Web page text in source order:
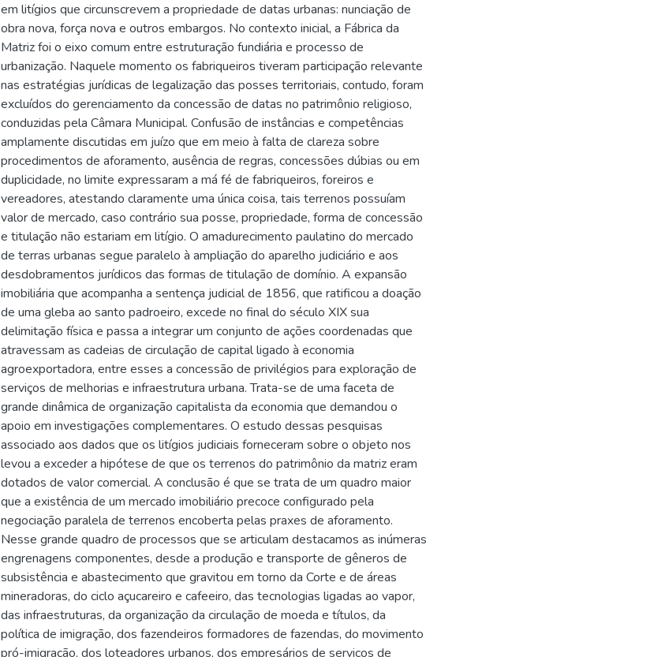
em litígios que circunscrevem a propriedade de datas urbanas: nunciação de
obra nova, força nova e outros embargos. No contexto inicial, a Fábrica da
Matriz foi o eixo comum entre estruturação fundiária e processo de
urbanização. Naquele momento os fabriqueiros tiveram participação relevante
nas estratégias jurídicas de legalização das posses territoriais, contudo, foram
excluídos do gerenciamento da concessão de datas no patrimônio religioso,
conduzidas pela Câmara Municipal. Confusão de instâncias e competências
amplamente discutidas em juízo que em meio à falta de clareza sobre
procedimentos de aforamento, ausência de regras, concessões dúbias ou em
duplicidade, no limite expressaram a má fé de fabriqueiros, foreiros e
vereadores, atestando claramente uma única coisa, tais terrenos possuíam
valor de mercado, caso contrário sua posse, propriedade, forma de concessão
e titulação não estariam em litígio. O amadurecimento paulatino do mercado
de terras urbanas segue paralelo à ampliação do aparelho judiciário e aos
desdobramentos jurídicos das formas de titulação de domínio. A expansão
imobiliária que acompanha a sentença judicial de 1856, que ratificou a doação
de uma gleba ao santo padroeiro, excede no final do século XIX sua
delimitação física e passa a integrar um conjunto de ações coordenadas que
atravessam as cadeias de circulação de capital ligado à economia
agroexportadora, entre esses a concessão de privilégios para exploração de
serviços de melhorias e infraestrutura urbana. Trata-se de uma faceta de
grande dinâmica de organização capitalista da economia que demandou o
apoio em investigações complementares. O estudo dessas pesquisas
associado aos dados que os litígios judiciais forneceram sobre o objeto nos
levou a exceder a hipótese de que os terrenos do patrimônio da matriz eram
dotados de valor comercial. A conclusão é que se trata de um quadro maior
que a existência de um mercado imobiliário precoce configurado pela
negociação paralela de terrenos encoberta pelas praxes de aforamento.
Nesse grande quadro de processos que se articulam destacamos as inúmeras
engrenagens componentes, desde a produção e transporte de gêneros de
subsistência e abastecimento que gravitou em torno da Corte e de áreas
mineradoras, do ciclo açucareiro e cafeeiro, das tecnologias ligadas ao vapor,
das infraestruturas, da organização da circulação de moeda e títulos, da
política de imigração, dos fazendeiros formadores de fazendas, do movimento
pró-imigração, dos loteadores urbanos, dos empresários de serviços de